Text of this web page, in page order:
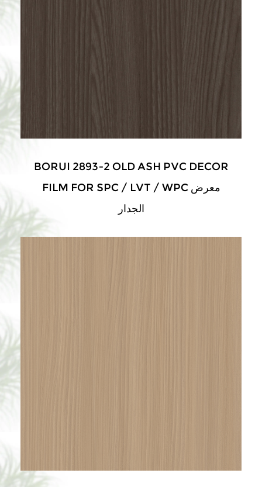
BORUI 2893-2 OLD ASH PVC DECOR
FILM FOR SPC / LVT / WPC معرض
الجدار